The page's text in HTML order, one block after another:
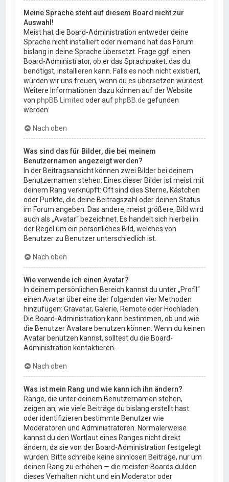
Meine Sprache steht auf diesem Board nicht zur
Auswahl!
Meist hat die Board-Administration entweder deine
Sprache nicht installiert oder niemand hat das Forum
bislang in deine Sprache übersetzt. Frage ggf. einen
Board-Administrator, ob er das Sprachpaket, das du
benötigst, installieren kann. Falls es noch nicht existiert,
würden wir uns freuen, wenn du es übersetzen würdest.
Weitere Informationen dazu können auf der Website
vonphpBB Limited oder aufphpBB.de gefunden
werden.
Nach oben
Was sind das für Bilder, die bei meinem
Benutzernamen angezeigt werden?
In der Beitragsansicht können zwei Bilder bei deinem
Benutzernamen stehen. Eines dieser Bilder ist meist mit
deinem Rang verknüpft: Oft sind dies Sterne, Kästchen
oder Punkte, die deine Beitragszahl oder deinen Status
im Forum angeben. Das andere, meist größere, Bild wird
auch als „Avatar“ bezeichnet. Es handelt sich hierbei in
der Regel um ein persönliches Bild, welches von
Benutzer zu Benutzer unterschiedlich ist.
Nach oben
Wie verwende ich einen Avatar?
In deinem persönlichen Bereich kannst du unter „Profil“
einen Avatar über eine der folgenden vier Methoden
hinzufügen: Gravatar, Galerie, Remote oder Hochladen.
Die Board-Administration kann bestimmen, ob und wie
die Benutzer Avatare benutzen können. Wenn du keinen
Avatar benutzen kannst, solltest du die Board-
Administration kontaktieren.
Nach oben
Was ist mein Rang und wie kann ich ihn ändern?
Ränge, die unter deinem Benutzernamen stehen,
zeigen an, wie viele Beiträge du bislang erstellt hast
oder identifizieren bestimmte Benutzer wie
Moderatoren und Administratoren. Normalerweise
kannst du den Wortlaut eines Ranges nicht direkt
ändern, da sie von der Board-Administration festgelegt
wurden. Bitte schreibe keine sinnlosen Beiträge, nur um
deinen Rang zu erhöhen — die meisten Boards dulden
dieses Verhalten nicht und ein Moderator oder